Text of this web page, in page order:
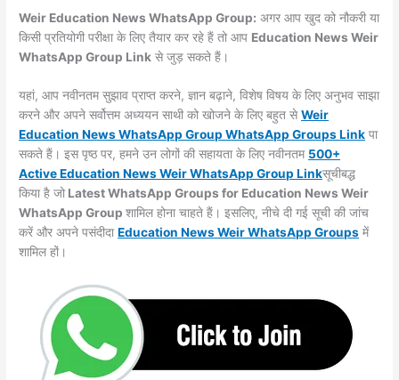
Weir Education News WhatsApp Group: अगर आप खुद को नौकरी या
किसी प्रतियोगी परीक्षा के लिए तैयार कर रहे हैं तो आप Education News Weir
WhatsApp Group Link से जुड़ सकते हैं।
यहां, आप नवीनतम सुझाव प्राप्त करने, ज्ञान बढ़ाने, विशेष विषय के लिए अनुभव साझा
करने और अपने सर्वोत्तम अध्ययन साथी को खोजने के लिए बहुत सेWeir
Education News WhatsApp Group WhatsApp GroupsLink पा
सकते हैं। इस पृष्ठ पर, हमने उन लोगों की सहायता के लिए नवीनतम 500+
Active Education News Weir WhatsApp Group Linkसूचीबद्ध
किया है जो Latest WhatsApp Groups for Education News Weir
WhatsApp Groupशामिल होना चाहते हैं। इसलिए, नीचे दी गई सूची की जांच
करें और अपने पसंदीदाEducation News Weir WhatsAppGroups में
शामिल हों।